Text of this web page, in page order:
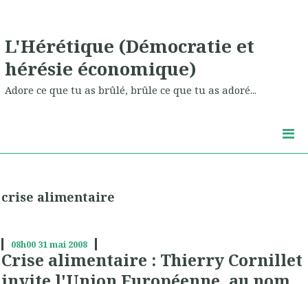
L'Hérétique (Démocratie et
hérésie économique)
Adore ce que tu as brûlé, brûle ce que tu as adoré...
crise alimentaire
08h00 31mai 2008
Crise alimentaire : Thierry Cornillet